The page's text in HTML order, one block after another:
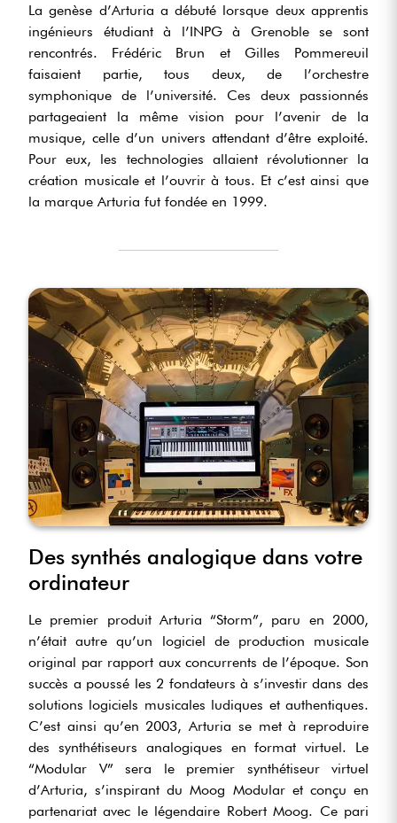
La genèse d’Arturia a débuté lorsque deux apprentis
ingénieurs étudiant à l’INPG à Grenoble se sont
rencontrés. Frédéric Brun et Gilles Pommereuil
faisaient partie, tous deux, de l’orchestre
symphonique de l’université. Ces deux passionnés
partageaient la même vision pour l’avenir de la
musique, celle d’un univers attendant d’être exploité.
Pour eux, les technologies allaient révolutionner la
création musicale et l’ouvrir à tous. Et c’est ainsi que
la marque Arturia fut fondée en 1999.
Des synthés analogique dans votre
ordinateur
Le premier produit Arturia “Storm”, paru en 2000,
n’était autre qu’un logiciel de production musicale
original par rapport aux concurrents de l’époque. Son
succès a poussé les 2 fondateurs à s’investir dans des
solutions logiciels musicales ludiques et authentiques.
C’est ainsi qu’en 2003, Arturia se met à reproduire
des synthétiseurs analogiques en format virtuel. Le
“Modular V” sera le premier synthétiseur virtuel
d’Arturia, s’inspirant du Moog Modular et conçu en
partenariat avec le légendaire Robert Moog. Ce pari